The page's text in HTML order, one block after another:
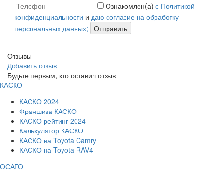
Ознакомлен(а) с Политикой
конфиденциальности и даю согласие на обработку
персональных данных;
Отправить
Отзывы
Добавить отзыв
Будьте первым, кто оставил отзыв
КАСКО
КАСКО 2024
Франшиза КАСКО
КАСКО рейтинг 2024
Калькулятор КАСКО
КАСКО на Toyota Camry
КАСКО на Toyota RAV4
ОСАГО